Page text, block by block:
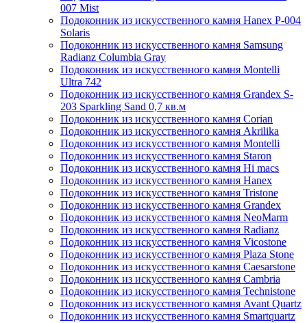
007 Mist
Подоконник из искусственного камня Hanex P-004
Solaris
Подоконник из искусственного камня Samsung
Radianz Columbia Gray
Подоконник из искусственного камня Montelli
Ultra 742
Подоконник из искусственного камня Grandex S-
203 Sparkling Sand 0,7 кв.м
Подоконник из искусственного камня Corian
Подоконник из искусственного камня Akrilika
Подоконник из искусственного камня Montelli
Подоконник из искусственного камня Staron
Подоконник из искусственного камня Hi macs
Подоконник из искусственного камня Hanex
Подоконник из искусственного камня Tristone
Подоконник из искусственного камня Grandex
Подоконник из искусственного камня NeoMarm
Подоконник из искусственного камня Radianz
Подоконник из искусственного камня Vicostone
Подоконник из искусственного камня Plaza Stone
Подоконник из искусственного камня Caesarstone
Подоконник из искусственного камня Cambria
Подоконник из искусственного камня Technistone
Подоконник из искусственного камня Avant Quartz
Подоконник из искусственного камня Smartquartz